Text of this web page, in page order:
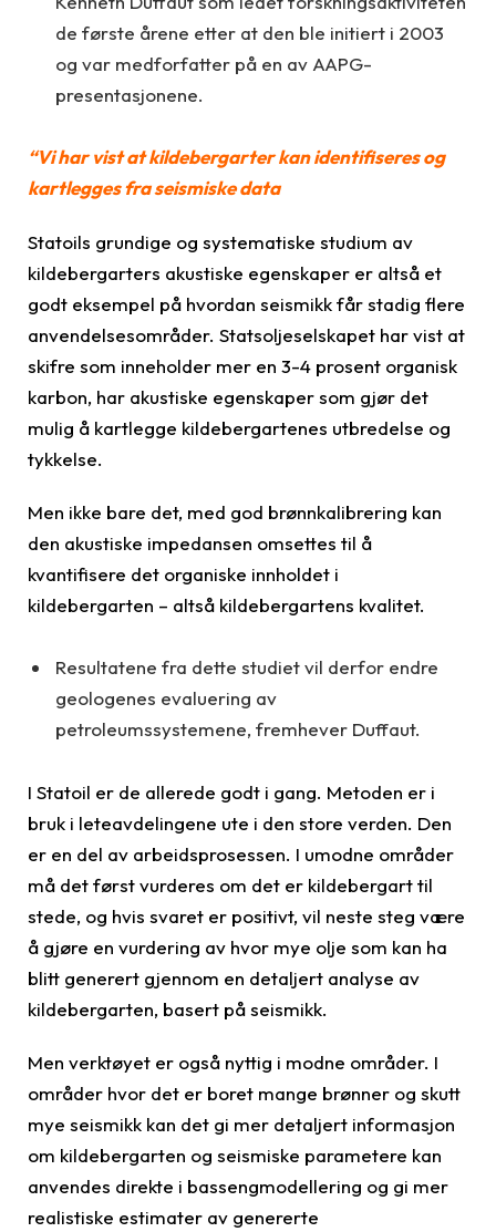
de første årene etter at den ble initiert i 2003
og var medforfatter på en av AAPG-
presentasjonene.
“Vi har vist at kildebergarter kan identifiseres og
kartlegges fra seismiske data
Statoils grundige og systematiske studium av
kildebergarters akustiske egenskaper er altså et
godt eksempel på hvordan seismikk får stadig flere
anvendelsesområder. Statsoljeselskapet har vist at
skifre som inneholder mer en 3-4 prosent organisk
karbon, har akustiske egenskaper som gjør det
mulig å kartlegge kildebergartenes utbredelse og
tykkelse.
Men ikke bare det, med god brønnkalibrering kan
den akustiske impedansen omsettes til å
kvantifisere det organiske innholdet i
kildebergarten – altså kildebergartens kvalitet.
Resultatene fra dette studiet vil derfor endre
geologenes evaluering av
petroleumssystemene, fremhever Duffaut.
I Statoil er de allerede godt i gang. Metoden er i
bruk i leteavdelingene ute i den store verden. Den
er en del av arbeidsprosessen. I umodne områder
må det først vurderes om det er kildebergart til
stede, og hvis svaret er positivt, vil neste steg være
å gjøre en vurdering av hvor mye olje som kan ha
blitt generert gjennom en detaljert analyse av
kildebergarten, basert på seismikk.
Men verktøyet er også nyttig i modne områder. I
områder hvor det er boret mange brønner og skutt
mye seismikk kan det gi mer detaljert informasjon
om kildebergarten og seismiske parametere kan
anvendes direkte i bassengmodellering og gi mer
realistiske estimater av genererte